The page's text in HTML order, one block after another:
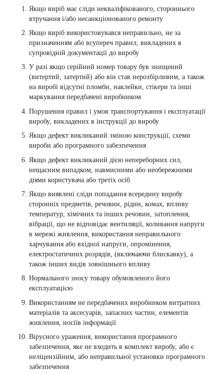
Якщо виріб має сліди некваліфікованого, стороннього
втручання і/або несанкціонованого ремонту
Якщо виріб використовувався неправильно, не за
призначенням або всупереч правил, викладених в
супровідній документації до виробу
У разі якщо серійний номер товару був знищений
(витертий, затертий) або він став нерозбірливим, а також
на виробі відсутні пломби, наклейки, стікери та інші
маркування передбачені виробником
Порушення правил і умов транспортування і експлуатації
виробу, викладених в інструкції до виробу
Якщо дефект викликаний зміною конструкції, схеми
вироби або програмного забезпечення
Якщо дефект викликаний дією непереборних сил,
нещасним випадком, навмисними або необережними
діями користувача або третіх осіб
Якщо виявлені сліди попадання всередину виробу
сторонніх предметів, речовин, рідин, комах, впливу
температур, хімічних та інших речовин, затоплення,
вібрації, що не відповідає вентиляції, коливання напруги
в мережі живлення, використання неправильного
харчування або вхідної напруги, опромінення,
електростатичних розрядів, (включаючи блискавку), а
також інших видів зовнішнього впливу
Нормального зносу товару обумовленого його
експлуатацією
Використанням не передбачених виробником витратних
матеріалів та аксесуарів, запасних частин, елементів
живлення, носіїв інформації
Вірусного ураження, використання програмного
забезпечення, яке не входить в комплект виробу, або є
неліцензійним, або неправильної установки програмного
забезпечення